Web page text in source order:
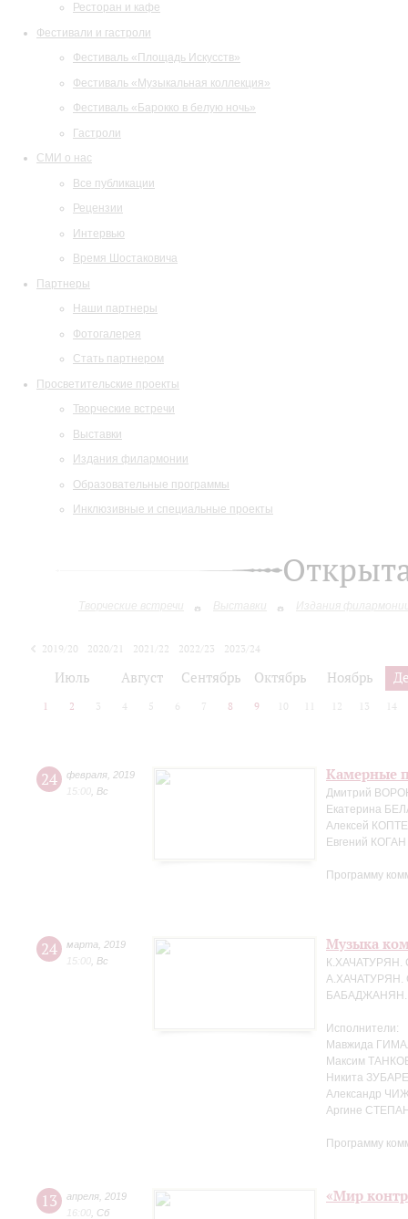
Ресторан и кафе
Фестивали и гастроли
Фестиваль «Площадь Искусств»
Фестиваль «Музыкальная коллекция»
Фестиваль «Барокко в белую ночь»
Гастроли
СМИ о нас
Все публикации
Рецензии
Интервью
Время Шостаковича
Партнеры
Наши партнеры
Фотогалерея
Стать партнером
Просветительские проекты
Творческие встречи
Выставки
Издания филармонии
Образовательные программы
Инклюзивные и специальные проекты
Творческие встречи Выставки Издания
2019/20 2020/21 2021/22 2022/23
2023/24
Июль Август Сентябрь Октябрь Ноябрь
1 2 3 4 5 6 7 8 9 10 12 13 14
24 февраля 2019
15:00 Вс
Камерные
Дмитрий
Екатерина
Алексей
Евгений
Программу
24 марта
2019
15:00 Вс
Музыка
К.ХАЧАТУРЯН.
А.ХАЧАТУРЯН.
БАБАДЖАНЯН.
Исполнители:
Мавжида
Максим
Никита
Александр
Аргине
Программу
13 апреля 2019
16:00 Сб
«Мир